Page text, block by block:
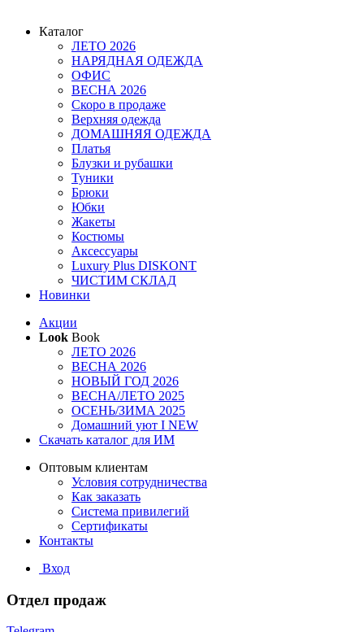
Каталог
ЛЕТО 2026
НАРЯДНАЯ ОДЕЖДА
ОФИС
ВЕСНА 2026
Скоро в продаже
Верхняя одежда
ДОМАШНЯЯ ОДЕЖДА
Платья
Блузки и рубашки
Туники
Брюки
Юбки
Жакеты
Костюмы
Аксессуары
Luxury Plus DISKONT
ЧИСТИМ СКЛАД
Новинки
Акции
Look Book
ЛЕТО 2026
ВЕСНА 2026
НОВЫЙ ГОД 2026
ВЕСНА/ЛЕТО 2025
ОСЕНЬ/ЗИМА 2025
Домашний уют I NEW
Скачать каталог для ИМ
Оптовым клиентам
Условия сотрудничества
Как заказать
Система привилегий
Сертификаты
Контакты
Вход
Отдел продаж